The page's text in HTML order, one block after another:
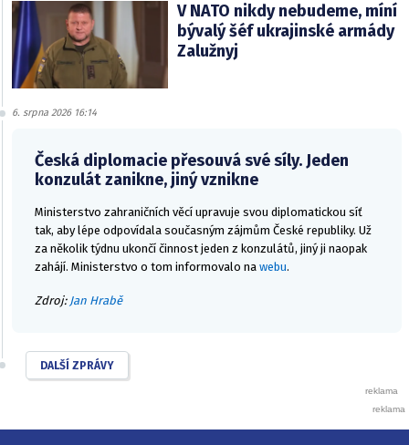
V NATO nikdy nebudeme, míní
bývalý šéf ukrajinské armády
Zalužnyj
6. srpna 2026 16:14
Česká diplomacie přesouvá své síly. Jeden
konzulát zanikne, jiný vznikne
Ministerstvo zahraničních věcí upravuje svou diplomatickou síť
tak, aby lépe odpovídala současným zájmům České republiky. Už
za několik týdnu ukončí činnost jeden z konzulátů, jiný ji naopak
zahájí. Ministerstvo o tom informovalo na webu.
Zdroj: Jan Hrabě
DALŠÍ ZPRÁVY